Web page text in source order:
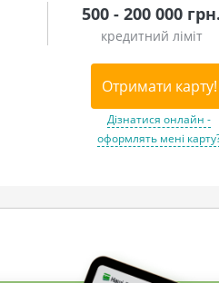
500 - 200 000 грн.
кредитний ліміт
Отримати карту!
Дізнатися онлайн -
оформлять мені